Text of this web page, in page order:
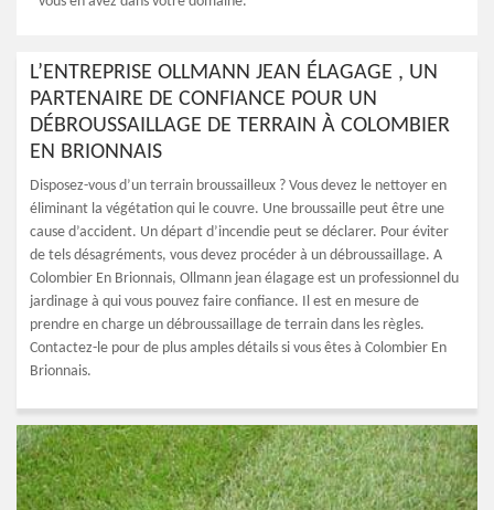
L’ENTREPRISE OLLMANN JEAN ÉLAGAGE , UN
PARTENAIRE DE CONFIANCE POUR UN
DÉBROUSSAILLAGE DE TERRAIN À COLOMBIER
EN BRIONNAIS
Disposez-vous d’un terrain broussailleux ? Vous devez le nettoyer en
éliminant la végétation qui le couvre. Une broussaille peut être une
cause d’accident. Un départ d’incendie peut se déclarer. Pour éviter
de tels désagréments, vous devez procéder à un débroussaillage. A
Colombier En Brionnais, Ollmann jean élagage est un professionnel du
jardinage à qui vous pouvez faire confiance. Il est en mesure de
prendre en charge un débroussaillage de terrain dans les règles.
Contactez-le pour de plus amples détails si vous êtes à Colombier En
Brionnais.